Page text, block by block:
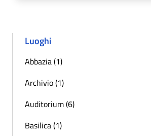
Luoghi
Abbazia (1)
Archivio (1)
Auditorium (6)
Basilica (1)